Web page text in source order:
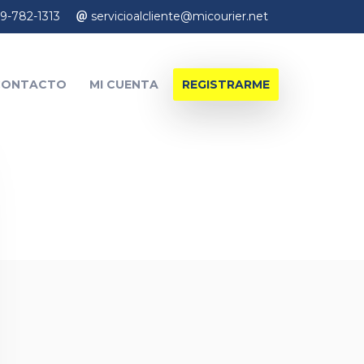
782-1313 servicioalcliente@micourier.net
MI CUENTA REGISTRARME